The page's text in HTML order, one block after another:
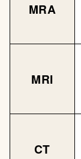
MRA
MRI
CT